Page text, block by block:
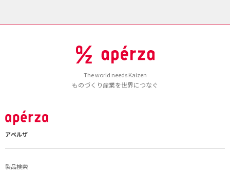
The world needs Kaizen
ものづくり産業を世界につなぐ
アペルザ
製品検索